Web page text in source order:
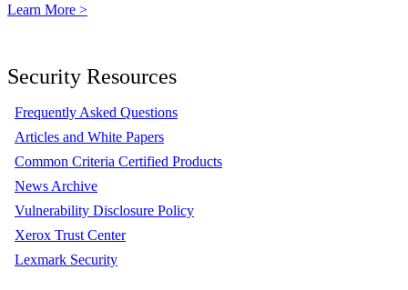
Learn More >
Security Resources
Frequently Asked Questions
Articles and White Papers
Common Criteria Certified Products
News Archive
Vulnerability Disclosure Policy
Xerox Trust Center
Lexmark Security